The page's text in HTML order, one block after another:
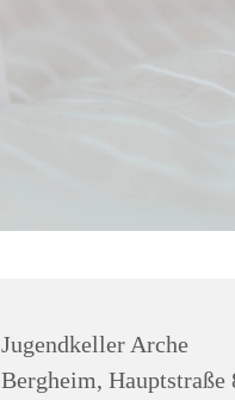
Jugendkeller Arche
Bergheim, Hauptstraße